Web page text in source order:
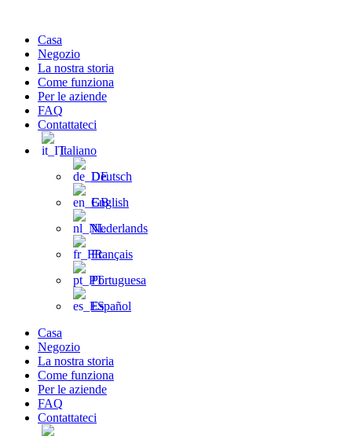
contenuto
Casa
Negozio
La nostra storia
Come funziona
Per le aziende
FAQ
Contattateci
Italiano
Deutsch
English
Nederlands
Français
Portuguesa
Español
Casa
Negozio
La nostra storia
Come funziona
Per le aziende
FAQ
Contattateci